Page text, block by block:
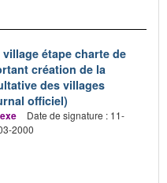
étape charte de
création de la
des villages
officiel)
Date de signature : 11-
2000